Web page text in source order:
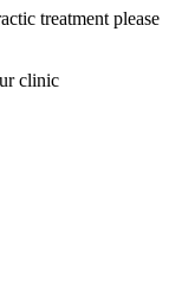
treatment please
clinic